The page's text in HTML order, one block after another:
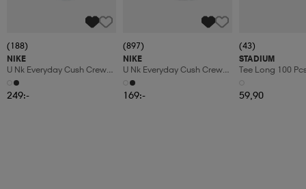
(188)
NIKE
U Nk Everyday Cush Crew
6pr-Bd
249:-
(897)
NIKE
U Nk Everyday Cush Crew
3pr
169:-
(43)
STADIUM
Tee Long 100
59,90